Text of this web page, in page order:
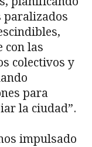
paralizados
con las
colectivos y
para
la ciudad”.
impulsado